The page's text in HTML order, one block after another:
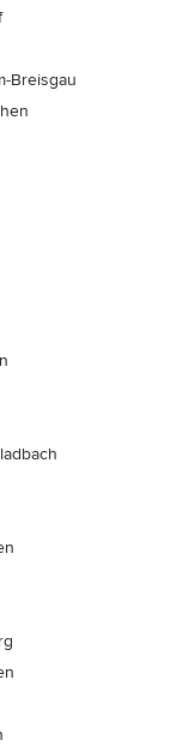
Breisgau